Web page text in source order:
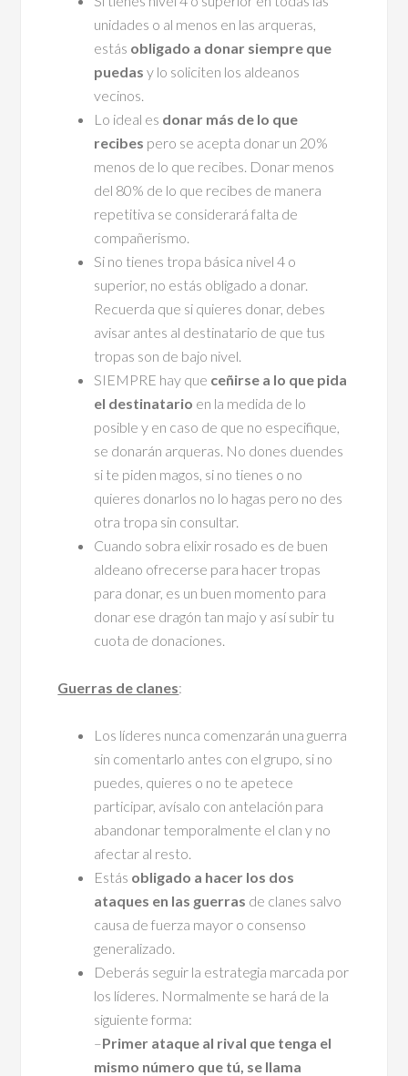
unidades o al menos en las arqueras,
estás obligado a donar siempre que
puedas y lo soliciten los aldeanos
vecinos.
Lo ideal es donar más de lo que
recibes pero se acepta donar un 20%
menos de lo que recibes. Donar menos
del 80% de lo que recibes de manera
repetitiva se considerará falta de
compañerismo.
Si no tienes tropa básica nivel 4 o
superior, no estás obligado a donar.
Recuerda que si quieres donar, debes
avisar antes al destinatario de que tus
tropas son de bajo nivel.
SIEMPRE hay que ceñirse a lo que pida
el destinatario en la medida de lo
posible y en caso de que no especifique,
se donarán arqueras. No dones duendes
si te piden magos, si no tienes o no
quieres donarlos no lo hagas pero no des
otra tropa sin consultar.
Cuando sobra elixir rosado es de buen
aldeano ofrecerse para hacer tropas
para donar, es un buen momento para
donar ese dragón tan majo y así subir tu
cuota de donaciones.
Guerras de clanes:
Los líderes nunca comenzarán una guerra
sin comentarlo antes con el grupo, si no
puedes, quieres o no te apetece
participar, avísalo con antelación para
abandonar temporalmente el clan y no
afectar al resto.
Estás obligado a hacer los dos
ataques en las guerras de clanes salvo
causa de fuerza mayor o consenso
generalizado.
Deberás seguir la estrategia marcada por
los líderes. Normalmente se hará de la
siguiente forma:
–Primer ataque al rival que tenga el
mismo número que tú, se llama